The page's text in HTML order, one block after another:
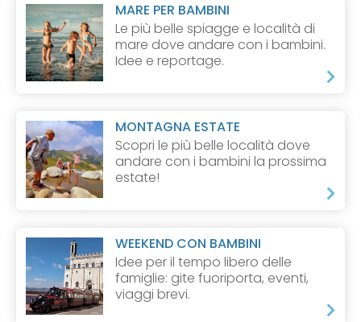
MARE PER BAMBINI
Le più belle spiagge e località di
mare dove andare con i bambini.
Idee e reportage.
MONTAGNA ESTATE
Scopri le più belle località dove
andare con i bambini la prossima
estate!
WEEKEND CON BAMBINI
Idee per il tempo libero delle
famiglie: gite fuoriporta, eventi,
viaggi brevi.